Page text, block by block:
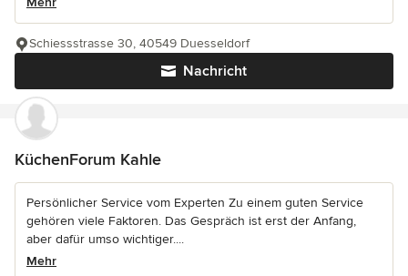
Nachricht
Schiessstrasse 30, 40549 Duesseldorf
KüchenForum Kahle
Persönlicher Service vom Experten Zu einem guten Service
gehören viele Faktoren. Das Gespräch ist erst der Anfang,
aber dafür umso wichtiger....
Mehr